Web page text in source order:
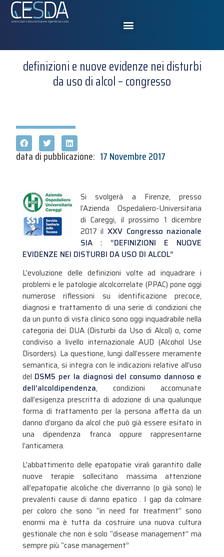
definizioni e nuove evidenze nei disturbi
da uso di alcol – congresso
data di pubblicazione: 17 Novembre 2017
Si svolgerà a Firenze, presso
l’Azienda Ospedaliero-Universitaria
di Careggi, il prossimo 1 dicembre
2017 il XXV Congresso nazionale
SIA : “DEFINIZIONI E NUOVE
EVIDENZE NEI DISTURBI DA USO DI ALCOL”
L’evoluzione delle definizioni volte ad inquadrare i
problemi e le patologie alcolcorrelate (PPAC) pone oggi
numerose riflessioni su identificazione precoce,
diagnosi e trattamento di una serie di condizioni che
da un punto di vista clinico sono oggi inquadrabile nella
categoria dei DUA (Disturbi da Uso di Alcol) o, come
condiviso a livello internazionale AUD (Alcohol Use
Disorders). La questione, lungi dall’essere meramente
semantica, si integra con le indicazioni relative all’uso
del DSM5 per la diagnosi del consumo dannoso e
dell’alcoldipendenza, condizioni accomunate
dall’esigenza prescritta di adozione di una qualunque
forma di trattamento per la persona affetta da un
danno d’organo da alcol che può già essere esitato in
una dipendenza franca oppure rappresentarne
l’anticamera.
L’abbattimento delle epatopatie virali garantito dalle
nuove terapie sollecitano massima attenzione
all’epatopatie alcoliche che diverranno (o già sono) le
prevalenti cause di danno epatico . I gap da colmare
per coloro che sono “in need for treatment” sono
enormi ma è tutta da costruire una nuova cultura
gestionale che non è solo “disease management” ma
sempre più “case management”